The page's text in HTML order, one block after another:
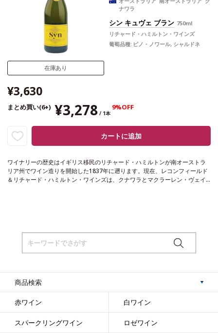
後味では柔らかくクリーンな酸味を示す。
自然な泡立ちが生まれ、ワインにはリキュールが添加されており、それがク
リーミーな風味を与える。添加されているリキュールのうち2%はヴィンテー
ジのポートワインをブレンドしており、これがワインに複雑さを与えてい
バックグラウンドインフォメーション:
レコンフィールド クナワラのエステー
トは、先駆者であり醸造家でもあるシドニー・ハミルトンが、1974年に設立
した。設立から30年間、レコンフィールドは、革新に取り組み続け、世界中
が求めているハイクオリティなワインを毎年産みだしている。このユニーク
なオーストラリアスタイルのワインは、フレッシュで現代的なスパークリン
在庫あり
ナワラ
シン キュヴェ ブラン 750ml
リチャード・ハミルトン・ワインズ
葡萄品種: ピノ・ノワール, シャルドネ
¥3,630
まとめ買い(6+) ¥3,278/ 1本
9%OFF
カートに追加
ワイナリーの歴史はイギリス移民のリチャード・ハミルトンが南オーストラ
リア州でワイン造りを開始した1837年に遡ります。現在、レコンフィールド
＆リチャード・ハミルトン・ワインズは、クナワラとマクラーレン・ヴェイ
て出てくる。ノーズは素晴らしく豊かでクリーン、実に芳香が強く、ピーチ
のタッチがあり、更に繊細なイーストのニュアンスを持つ。風味はドライで
エレガント、ヴェルヴェットの様なクリーミィさを持ち、クリーンでフレッ
クラーレン・ヴェールで収穫されたもので、繊細さと自然な酸味を確実にす
る為に、シーズンの初めに収穫をする。ピノ・ノワールは、風味のクリーミ
ーさを高めるためにマロラクティック発酵をし、このブレンドは豊かなテク
スチャーを与えるた、4ヶ月間一次酵母の澱と触れ合わせる。自然な第二次発
酵を経てワインはリキュールが添加されリリースを迎える。
ドインフォメーション レコンフィールド エステートは、先駆者であり醸造家
商品検索
赤ワイン 白ワイン
スパークリングワイン ロゼワイン